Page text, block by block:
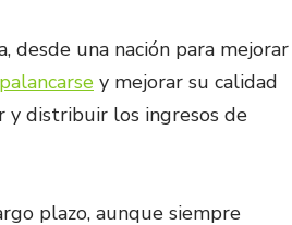
desde una nación para mejorar
y mejorar su calidad
y distribuir los ingresos de
plazo, aunque siempre